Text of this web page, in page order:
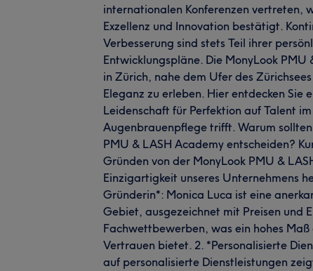
internationalen Konferenzen vertreten,
Exzellenz und Innovation bestätigt.
Verbesserung sind stets Teil ihrer
Entwicklungspläne. Die MonyLook PMU
in Zürich, nahe dem Ufer des
Eleganz zu erleben. Hier entdecken Sie
Leidenschaft für Perfektion auf Talent
Augenbrauenpflege trifft. Warum
PMU & LASH Academy entscheiden?
Gründen von der MonyLook PMU &
Einzigartigkeit unseres Unternehmens
Gründerin*: Monica Luca ist eine
Gebiet, ausgezeichnet mit Preisen und
Fachwettbewerben, was ein hohes
Vertrauen bietet. 2. *Personalisierte
auf personalisierte Dienstleistungen